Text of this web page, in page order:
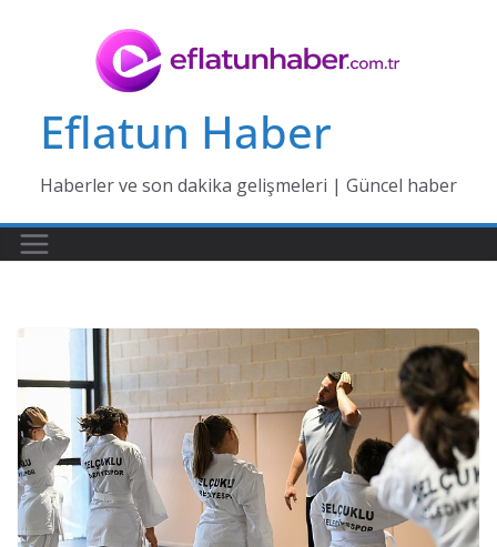
Eflatun Haber
Haberler ve son dakika gelişmeleri | Güncel haber